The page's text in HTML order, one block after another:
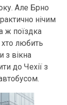
Але Брно
нічим
ж поїздка
любить
з вікна
до Чехії з